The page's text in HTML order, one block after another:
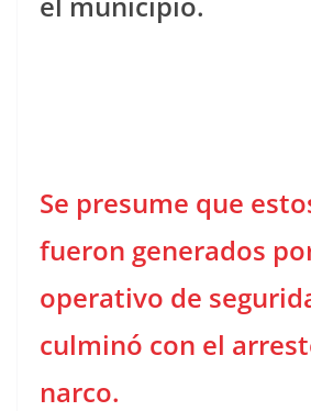
Se presume que
fueron generados
operativo de
culminó con el
narco.